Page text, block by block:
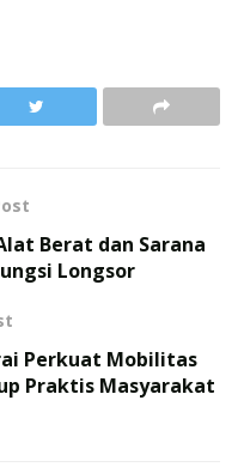
Berat dan Sarana
Longsor
Perkuat Mobilitas
Praktis Masyarakat